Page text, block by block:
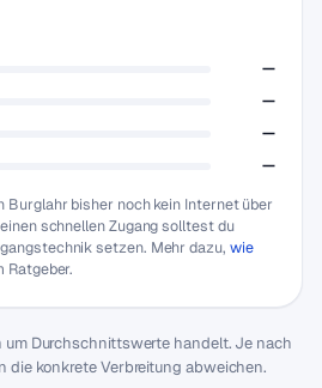
—
—
—
—
bisher noch kein Internet über
schnellen Zugang solltest du
setzen. Mehr dazu, wie
Ratgeber.
um Durchschnittswerte handelt. Je nach
die konkrete Verbreitung abweichen.